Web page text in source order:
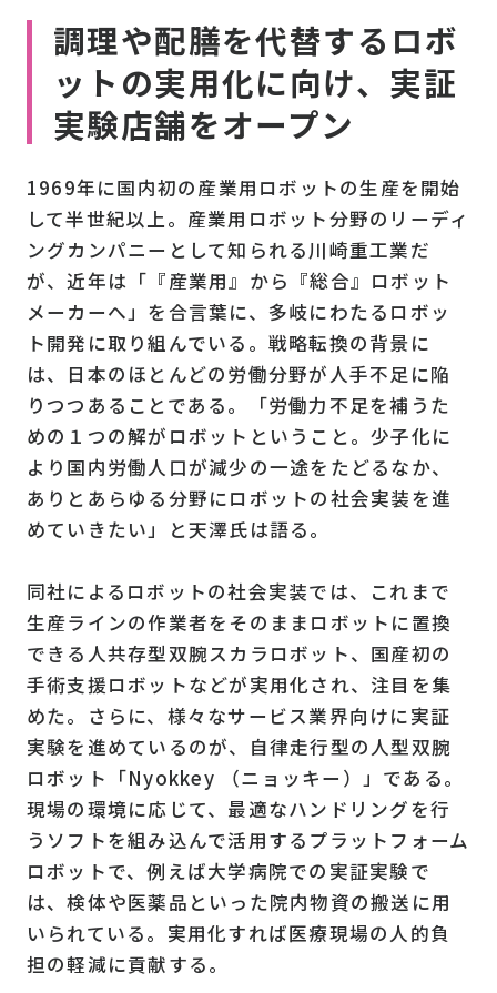
調理や配膳を代替するロボ
ットの実用化に向け、実証
実験店舗をオープン
1969年に国内初の産業用ロボットの生産を開始
して半世紀以上。産業用ロボット分野のリーディ
ングカンパニーとして知られる川崎重工業だ
が、近年は「『産業用』から『総合』ロボット
メーカーへ」を合言葉に、多岐にわたるロボッ
ト開発に取り組んでいる。戦略転換の背景に
は、日本のほとんどの労働分野が人手不足に陥
りつつあることである。「労働力不足を補うた
めの１つの解がロボットということ。少子化に
より国内労働人口が減少の一途をたどるなか、
ありとあらゆる分野にロボットの社会実装を進
めていきたい」と天澤氏は語る。
同社によるロボットの社会実装では、これまで
生産ラインの作業者をそのままロボットに置換
できる人共存型双腕スカラロボット、国産初の
手術支援ロボットなどが実用化され、注目を集
めた。さらに、様々なサービス業界向けに実証
実験を進めているのが、自律走行型の人型双腕
ロボット「Nyokkey （ニョッキー）」である。
現場の環境に応じて、最適なハンドリングを行
うソフトを組み込んで活用するプラットフォーム
ロボットで、例えば大学病院での実証実験で
は、検体や医薬品といった院内物資の搬送に用
いられている。実用化すれば医療現場の人的負
担の軽減に貢献する。